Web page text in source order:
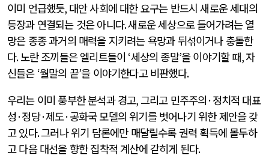
이미 언급했듯, 대안 사회에 대한 요구는 반드시 새로운 세대의
등장과 연결되는 것은 아니다.새로운 세상으로 들어가려는 열
망은 종종 과거의 매력을 지키려는 욕망과 뒤섞이거나 충돌한
다.노란 조끼들은 엘리트들이 ‘세상의 종말’을 이야기할 때,자
신들은 ‘월말의 끝’을 이야기한다고 비판했다.
우리는 이미 풍부한 분석과 경고,그리고 민주주의 ·정치적 대표
성·정당·제도·공화국 모델의 위기를 벗어나기 위한 제안을 갖
고 있다.그러나 위기 담론에만 매달릴수록 권력 획득에 몰두하
고 다음 대선을 향한 집착적 계산에 갇히게 된다.